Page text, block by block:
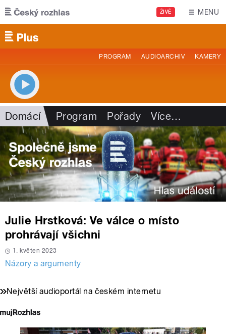
Přejít k hlavnímu obsahu
ŽIVĚ MENU
PROGRAM AUDIOARCHIV KAMERY
Domácí Program Pořady Více…
Julie Hrstková: Ve válce o místo
prohrávají všichni
1. květen 2023
Názory a argumenty
Největší audioportál na českém internetu